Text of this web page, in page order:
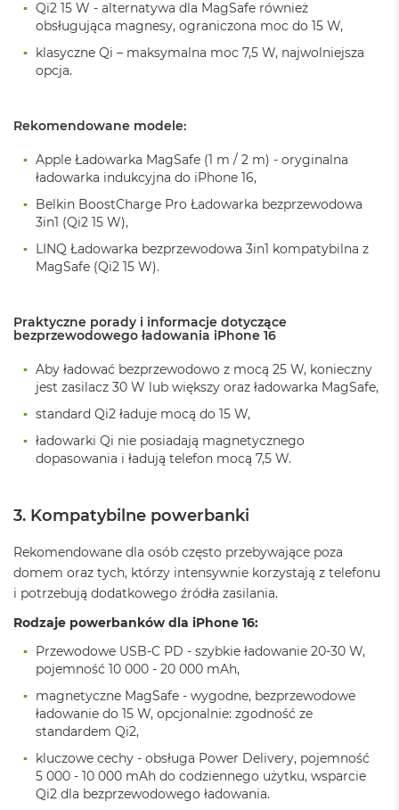
o
k
i
r
a
c
B
o
o
A
i
a
B
o
k
A
1
5
W
e
d
u
k
o
o
r
u
a
c
Qi2 15 W - alternatywa dla MagSafe również
obsługująca magnesy, ograniczona moc do 15 W,
klasyczne Qi – maksymalna moc 7,5 W, najwolniejsza
opcja.
Rekomendowane modele:
Apple Ładowarka MagSafe (1 m / 2 m) - oryginalna
ładowarka indukcyjna do iPhone 16,
Belkin BoostCharge Pro Ładowarka bezprzewodowa
3in1 (Qi2 15 W),
LINQ Ładowarka bezprzewodowa 3in1 kompatybilna z
MagSafe (Qi2 15 W).
Praktyczne porady i informacje dotyczące
bezprzewodowego ładowania iPhone 16
Aby ładować bezprzewodowo z mocą 25 W, konieczny
jest zasilacz 30 W lub większy oraz ładowarka MagSafe,
standard Qi2 ładuje mocą do 15 W,
ładowarki Qi nie posiadają magnetycznego
dopasowania i ładują telefon mocą 7,5 W.
3. Kompatybilne powerbanki
Rekomendowane dla osób często przebywające poza
domem oraz tych, którzy intensywnie korzystają z telefonu
i potrzebują dodatkowego źródła zasilania.
Rodzaje powerbanków dla iPhone 16:
Przewodowe USB-C PD - szybkie ładowanie 20-30 W,
pojemność 10 000 - 20 000 mAh,
magnetyczne MagSafe - wygodne, bezprzewodowe
ładowanie do 15 W, opcjonalnie: zgodność ze
standardem Qi2,
kluczowe cechy - obsługa Power Delivery, pojemność
5 000 - 10 000 mAh do codziennego użytku, wsparcie
Qi2 dla bezprzewodowego ładowania.